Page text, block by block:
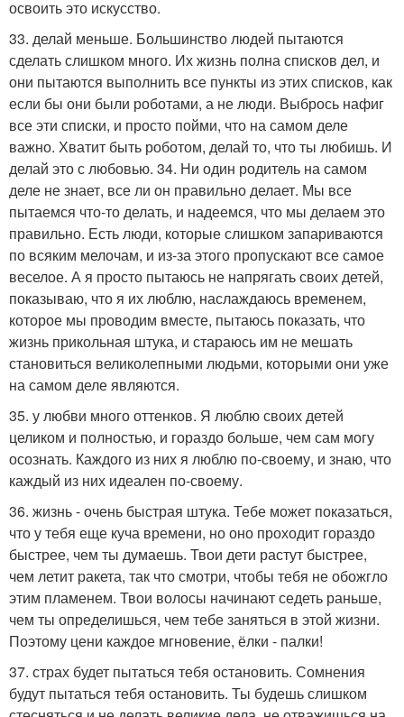
освоить это искусство.
33. делай меньше. Большинство людей пытаются
сделать слишком много. Их жизнь полна списков дел, и
они пытаются выполнить все пункты из этих списков, как
если бы они были роботами, а не люди. Выбрось нафиг
все эти списки, и просто пойми, что на самом деле
важно. Хватит быть роботом, делай то, что ты любишь. И
делай это с любовью. 34. Ни один родитель на самом
деле не знает, все ли он правильно делает. Мы все
пытаемся что-то делать, и надеемся, что мы делаем это
правильно. Есть люди, которые слишком запариваются
по всяким мелочам, и из-за этого пропускают все самое
веселое. А я просто пытаюсь не напрягать своих детей,
показываю, что я их люблю, наслаждаюсь временем,
которое мы проводим вместе, пытаюсь показать, что
жизнь прикольная штука, и стараюсь им не мешать
становиться великолепными людьми, которыми они уже
на самом деле являются.
35. у любви много оттенков. Я люблю своих детей
целиком и полностью, и гораздо больше, чем сам могу
осознать. Каждого из них я люблю по-своему, и знаю, что
каждый из них идеален по-своему.
36. жизнь - очень быстрая штука. Тебе может показаться,
что у тебя еще куча времени, но оно проходит гораздо
быстрее, чем ты думаешь. Твои дети растут быстрее,
чем летит ракета, так что смотри, чтобы тебя не обожгло
этим пламенем. Твои волосы начинают седеть раньше,
чем ты определишься, чем тебе заняться в этой жизни.
Поэтому цени каждое мгновение, ёлки - палки!
37. страх будет пытаться тебя остановить. Сомнения
будут пытаться тебя остановить. Ты будешь слишком